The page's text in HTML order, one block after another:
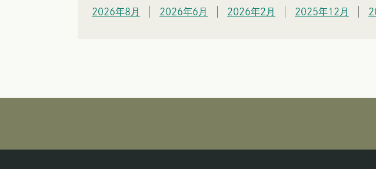
2026年8月
2026年6月 2026年2月 2025年12月